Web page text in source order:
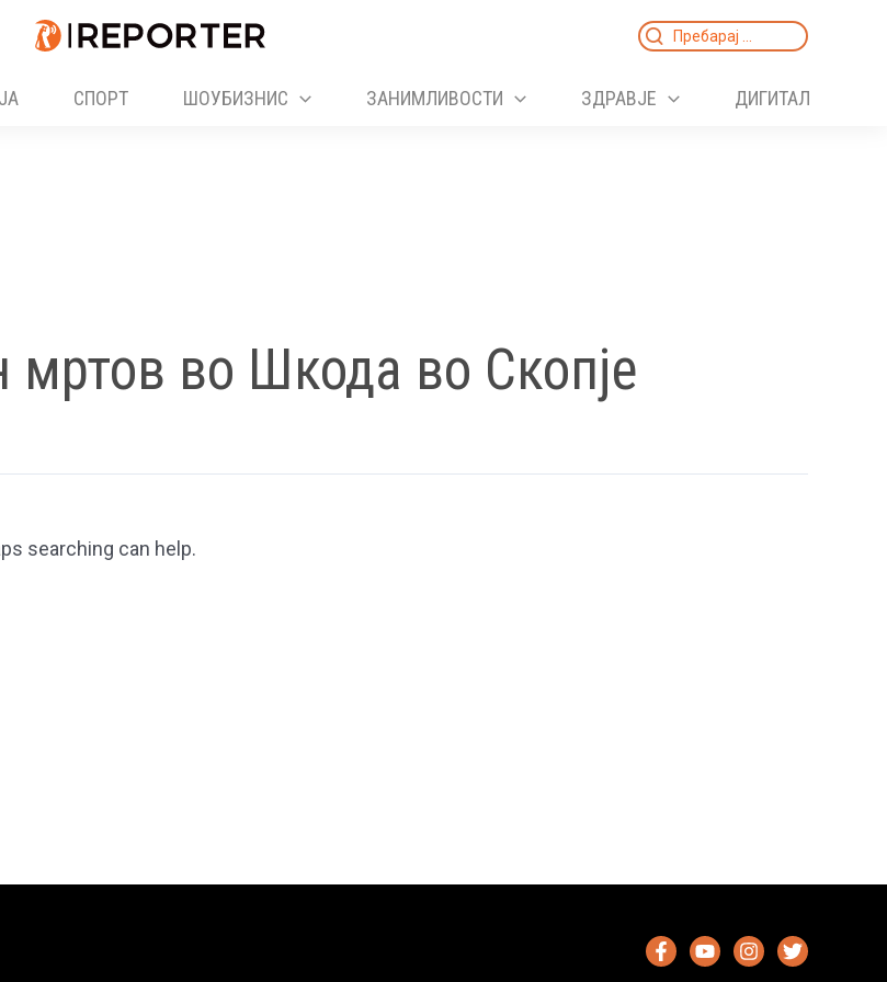
Search
СПОРТ ШОУБИЗНИС ЗАНИМЛИВОСТИ ЗДРАВЈЕ ДИГИТАЛ
мртов во Шкода во Скопје
searching can help.